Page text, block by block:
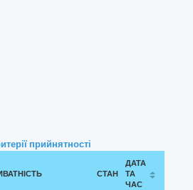
прийнятності
СТАН
ДАТА
ТА
ЧАС